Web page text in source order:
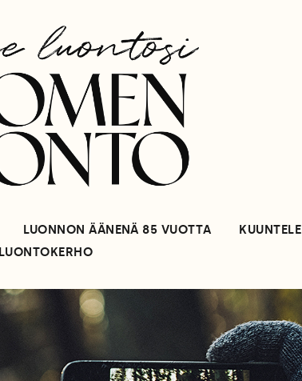
LUONNON ÄÄNENÄ 85 VUOTTA KUUNTELE
LUONTOKERHO